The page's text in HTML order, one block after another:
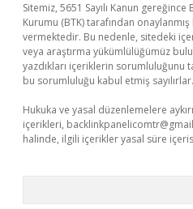
Sitemiz, 5651 Sayılı Kanun
Kurumu (BTK) tarafından
vermektedir. Bu nedenle, sitedeki
veya araştırma yükümlülüğümüz
yazdıkları içeriklerin sorumluluğunu
bu sorumluluğu kabul etmiş sayılırlar.
Hukuka ve yasal düzenlemelere
içerikleri,
halinde, ilgili içerikler yasal süre